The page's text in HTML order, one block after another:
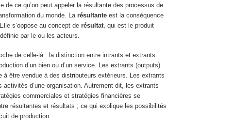
de ce qu’on peut appelerla résultante des processus de
du monde. Larésultante est la conséquence
s’oppose au concept derésultat , qui est le produit
par le ou les acteurs.
de celle-là : la distinction entre intrants et extrants.
d’un bien ou d’un service. Les extrants (outputs)
à être vendue à des distributeurs extérieurs. Les extrants
d’une organisation. Autrement dit, les extrants
commerciales et stratégies financières se
résultantes et résultats ; ce qui explique les possibilités
de production.